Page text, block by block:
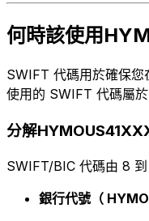
何時該使用
SWIFT 代碼用於確保
使用的 SWIFT 代碼屬於
分解
SWIFT/BIC 代碼由 8 到
銀行代號（ HYMO